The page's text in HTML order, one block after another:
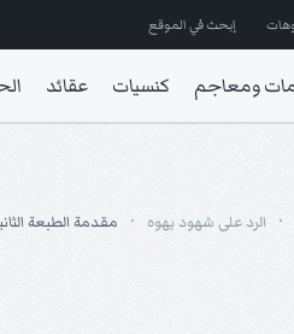
إبحث في الموقع
ومعاجم كنسيات عقائد
الرد على شهود يهوه مقدمة الطبعة